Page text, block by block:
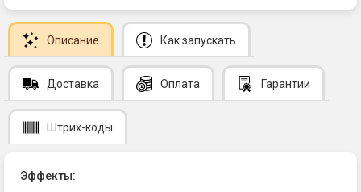
Описание Как запускать
Доставка Оплата Гарантии
Штрих-коды
Эффекты: